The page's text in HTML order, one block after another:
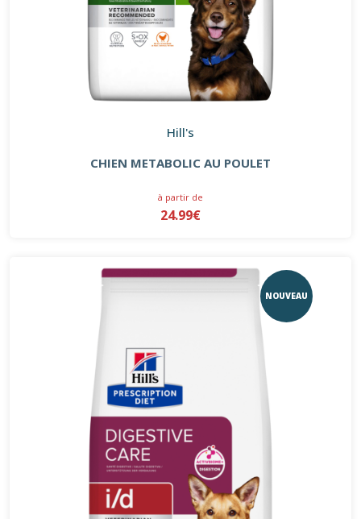
Hill's
CHIEN METABOLIC AU POULET
à partir de
24.99€
NOUVEAU